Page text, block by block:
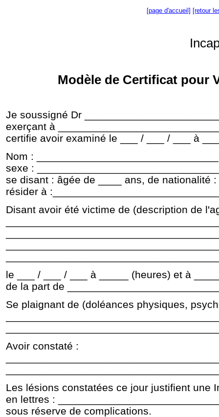
[page d'accueil] [retour
Modèle de Certificat pour
Je soussigné Dr
exerçant à
certifie avoir examiné le ___ / ___ / ___ à
Nom :
sexe :
se disant : âgée de ____ ans, de nationalité
résider à
Disant avoir été victime de (description de
le ___ / ___ / ___ à _____ (heures) et à
de la part de
Se plaignant de (doléances physiques,
Avoir constaté :
Les lésions constatées ce jour justifient une
en lettres :
sous réserve de complications.